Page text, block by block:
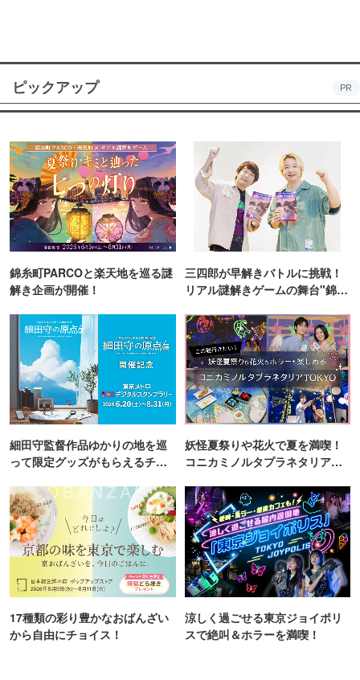
ピックアップ PR
錦糸町PARCOと楽天地を巡る謎
解き企画が開催！
三四郎が早解きバトルに挑戦！
リアル謎解きゲームの舞台"錦糸
細田守監督作品ゆかりの地を巡
って限定グッズがもらえるチャ
妖怪夏祭りや花火で夏を満喫！
コニカミノルタプラネタリア
17種類の彩り豊かなおばんざい
から自由にチョイス！
涼しく過ごせる東京ジョイポリ
スで絶叫＆ホラーを満喫！